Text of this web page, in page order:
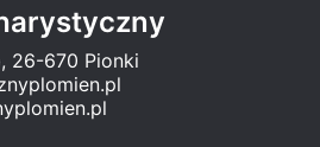
26-670 Pionki